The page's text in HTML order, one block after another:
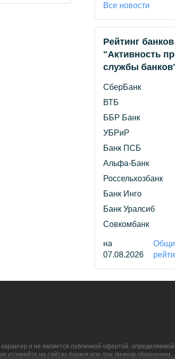
Все новости
Рейтинг банков
"Активность
службы
СберБанк
ВТБ
ББР Банк
УБРиР
Банк ПСБ
Альфа-Банк
Россельхозбанк
Банк Инго
Банк Уралсиб
Совкомбанк
на
07.08.2026
и не является публичной офертой, определяемой
на сайтах банков или при личном обращении.